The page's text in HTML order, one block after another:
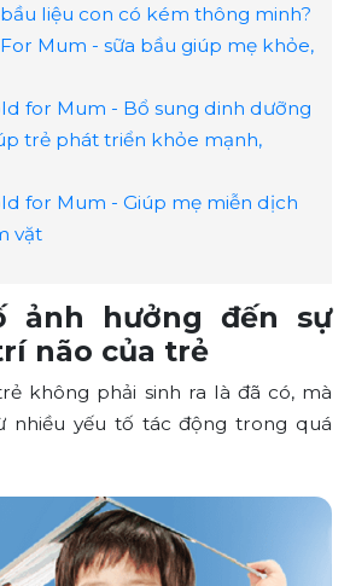
liệu con có kém thông minh?
Mum - sữa bầu giúp mẹ khỏe,
for Mum - Bổ sung dinh dưỡng
trẻ phát triển khỏe mạnh,
for Mum - Giúp mẹ miễn dịch
vặt
ảnh hưởng đến sự
não của trẻ
không phải sinh ra là đã có, mà
nhiều yếu tố tác động trong quá